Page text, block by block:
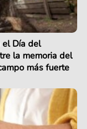
el Día del
la memoria del
más fuerte